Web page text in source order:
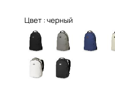
Цвет :черный